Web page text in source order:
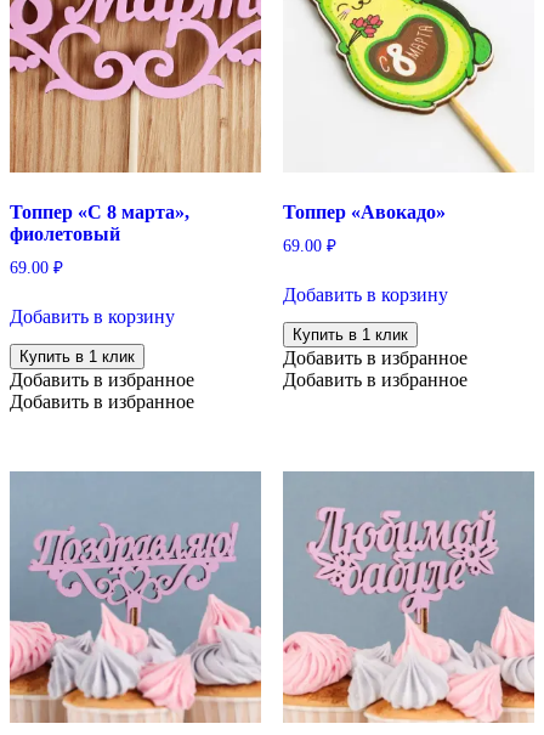
Топпер «С 8 марта»,
фиолетовый
69.00 ₽
Добавить в корзину
Купить в 1 клик
Добавить в избранное
Добавить в избранное
Топпер «Авокадо»
69.00 ₽
Добавить в корзину
Купить в 1 клик
Добавить в избранное
Добавить в избранное